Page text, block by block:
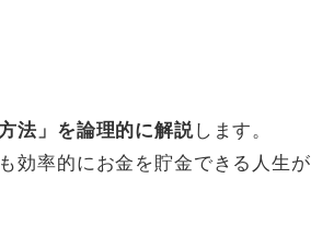
法」を論理的に解説します。
効率的にお金を貯金できる人生が